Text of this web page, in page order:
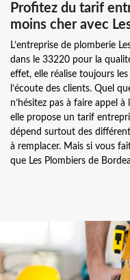
Profitez du tarif
moins cher avec
L’entreprise de plomberie
dans le 33220 pour la
effet, elle réalise toujours
l’écoute des clients. Quel
n’hésitez pas à faire appel
elle propose un tarif
dépend surtout des
à remplacer. Mais si vous
que Les Plombiers de